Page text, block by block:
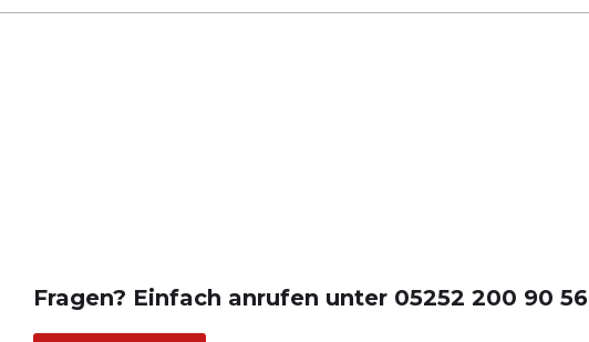
Fragen? Einfach anrufen unter 05252 200 90 56